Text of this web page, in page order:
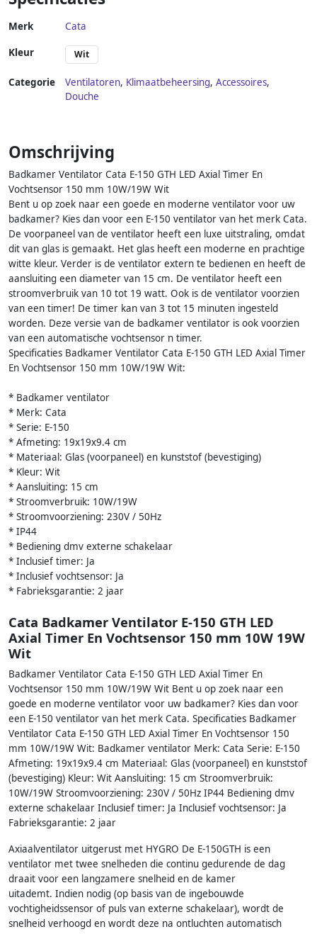
Merk Cata
Kleur Wit
Categorie Ventilatoren, Klimaatbeheersing, Accessoires,
Douche
Omschrijving
Badkamer Ventilator Cata E-150 GTH LED Axial Timer En
Vochtsensor 150 mm 10W/19W Wit
Bent u op zoek naar een goede en moderne ventilator voor uw
badkamer? Kies dan voor een E-150 ventilator van het merk Cata.
De voorpaneel van de ventilator heeft een luxe uitstraling, omdat
dit van glas is gemaakt. Het glas heeft een moderne en prachtige
witte kleur. Verder is de ventilator extern te bedienen en heeft de
aansluiting een diameter van 15 cm. De ventilator heeft een
stroomverbruik van 10 tot 19 watt. Ook is de ventilator voorzien
van een timer! De timer kan van 3 tot 15 minuten ingesteld
worden. Deze versie van de badkamer ventilator is ook voorzien
van een automatische vochtsensor n timer.
Specificaties Badkamer Ventilator Cata E-150 GTH LED Axial Timer
En Vochtsensor 150 mm 10W/19W Wit:
* Badkamer ventilator
* Merk: Cata
* Serie: E-150
* Afmeting: 19x19x9.4 cm
* Materiaal: Glas (voorpaneel) en kunststof (bevestiging)
* Kleur: Wit
* Aansluiting: 15 cm
* Stroomverbruik: 10W/19W
* Stroomvoorziening: 230V / 50Hz
* IP44
* Bediening dmv externe schakelaar
* Inclusief timer: Ja
* Inclusief vochtsensor: Ja
* Fabrieksgarantie: 2 jaar
Cata Badkamer Ventilator E-150 GTH LED
Axial Timer En Vochtsensor 150 mm 10W 19W
Wit
Badkamer Ventilator Cata E-150 GTH LED Axial Timer En
Vochtsensor 150 mm 10W/19W Wit Bent u op zoek naar een
goede en moderne ventilator voor uw badkamer? Kies dan voor
een E-150 ventilator van het merk Cata. Specificaties Badkamer
Ventilator Cata E-150 GTH LED Axial Timer En Vochtsensor 150
mm 10W/19W Wit: Badkamer ventilator Merk: Cata Serie: E-150
Afmeting: 19x19x9.4 cm Materiaal: Glas (voorpaneel) en kunststof
(bevestiging) Kleur: Wit Aansluiting: 15 cm Stroomverbruik:
10W/19W Stroomvoorziening: 230V / 50Hz IP44 Bediening dmv
externe schakelaar Inclusief timer: Ja Inclusief vochtsensor: Ja
Fabrieksgarantie: 2 jaar
Axiaalventilator uitgerust met HYGRO De E-150GTH is een
ventilator met twee snelheden die continu gedurende de dag
draait voor een langzamere snelheid en de kamer
uitademt. Indien nodig (op basis van de ingebouwde
vochtigheidssensor of puls van externe schakelaar), wordt de
snelheid verhoogd en wordt deze na ontluchten automatisch